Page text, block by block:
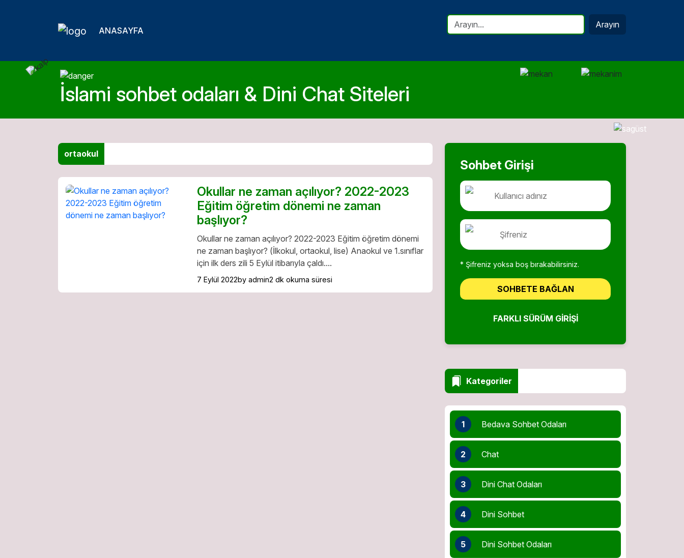
ANASAYFA
Arayın
İslami sohbet odaları & Dini Chat Siteleri
ortaokul
Okullar ne zaman açılıyor? 2022-2023
Eğitim öğretim dönemi ne zaman
başlıyor?
Okullar ne zaman açılıyor? 2022-2023 Eğitim öğretim dönemi
ne zaman başlıyor? (İlkokul, ortaokul, lise) Anaokul ve 1.sınıflar
için ilk ders zili 5 Eylül itibarıyla çaldı....
7 Eylül 2022by admin2 dk okuma süresi
Sohbet Girişi
* Şifreniz yoksa boş bırakabilirsiniz.
SOHBETE BAĞLAN
FARKLI SÜRÜM GIRIŞI
Kategoriler
1 Bedava Sohbet Odaları
2 Chat
3 Dini Chat Odaları
4 Dini Sohbet
5 Dini Sohbet Odaları